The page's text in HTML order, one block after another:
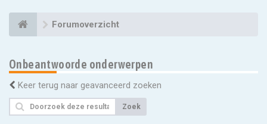
Forumoverzicht
Onbeantwoorde onderwerpen
Keer terug naar geavanceerd zoeken
Zoek